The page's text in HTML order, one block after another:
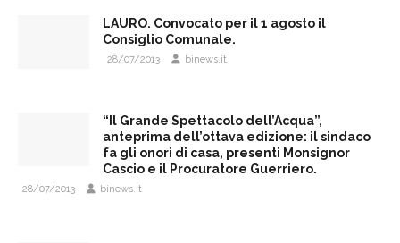
LAURO. Convocato per il 1 agosto il
Consiglio Comunale.
28/07/2013 binews.it
“Il Grande Spettacolo dell’Acqua”,
anteprima dell’ottava edizione: il sindaco
fa gli onori di casa, presenti Monsignor
Cascio e il Procuratore Guerriero.
28/07/2013 binews.it